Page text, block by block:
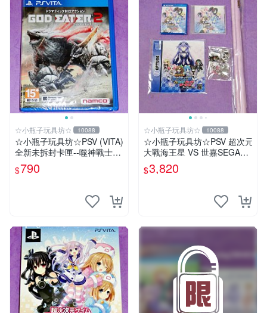
☆小瓶子玩具坊☆ 10088
☆小瓶子玩具坊☆PSV (VITA)
全新未拆封卡匣--噬神戰士2
《噬神者2》
$790
☆小瓶子玩具坊☆ 10088
☆小瓶子玩具坊☆PSV 超次元
大戰海王星 VS 世嘉SEGA主
機少女 ebten 法米通 店舖特
典通常版+特典--CD
$3,820